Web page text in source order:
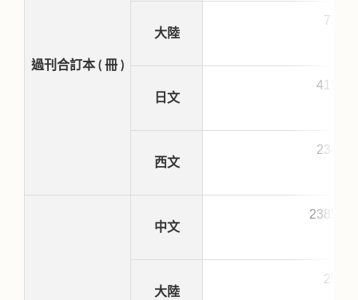
過刊合訂本 ( 冊 )
大陸
723
日文
4153
西文
2342
中文
23853
大陸
255